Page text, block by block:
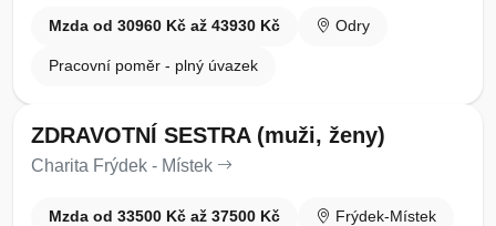
Mzda od 30960 Kč až 43930 Kč Odry
Pracovní poměr - plný úvazek
ZDRAVOTNÍ SESTRA (muži, ženy)
Charita Frýdek - Místek
Mzda od 33500 Kč až 37500 Kč Frýdek-Místek